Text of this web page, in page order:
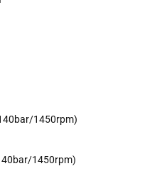
1450rpm)
1450rpm)